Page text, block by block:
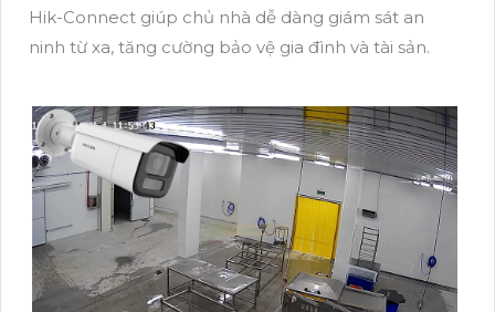
Hik-Connect giúp chủ nhà dễ dàng giám sát an
ninh từ xa, tăng cường bảo vệ gia đình và tài sản.